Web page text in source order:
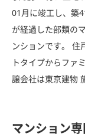
01月に竣工し、築
が経過した部類の
ンションです。 住
トタイプからファ
譲会社は東京建物
マンション